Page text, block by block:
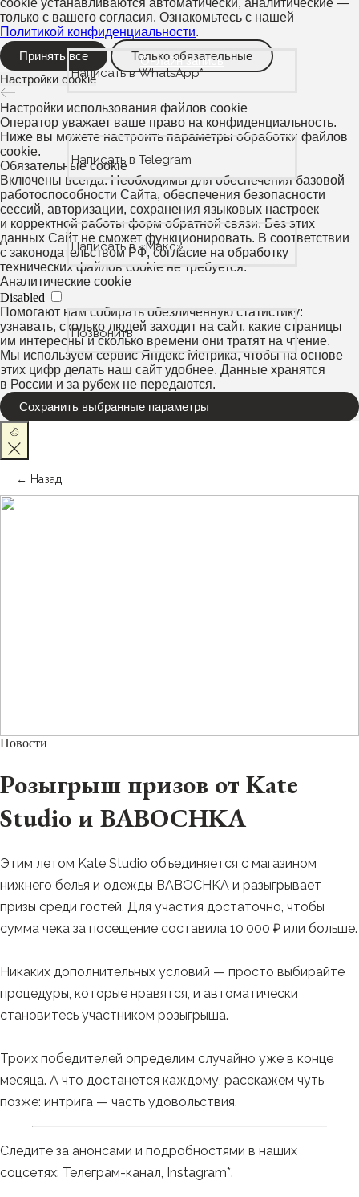
cookie устанавливаются автоматически, аналитические —
только с вашего согласия. Ознакомьтесь с нашей
Политикой конфиденциальности.
Принять все
Только обязательные
Настройки сookie
Настройки использования файлов cookie
Оператор уважает ваше право на конфиденциальность.
Ниже вы можете настроить параметры обработки файлов
cookie.
Обязательные cookie
Включены всегда. Необходимы для обеспечения базовой
работоспособности Сайта, обеспечения безопасности
сессий, авторизации, сохранения языковых настроек
и корректной работы форм обратной связи. Без этих
данных Сайт не сможет функционировать. В соответствии
с законодательством РФ, согласие на обработку
технических файлов cookie не требуется.
Аналитические cookie
Disabled
Помогают нам собирать обезличенную статистику:
узнавать, сколько людей заходит на сайт, какие страницы
им интересны и сколько времени они тратят на чтение.
Мы используем сервис Яндекс Метрика, чтобы на основе
этих цифр делать наш сайт удобнее. Данные хранятся
в России и за рубеж не передаются.
Сохранить выбранные параметры
← Назад
Новости
Розыгрыш призов от Kate
Studio и BABOCHKA
Этим летом Kate Studio объединяется с магазином
нижнего белья и одежды BABOCHKA и разыгрывает
призы среди гостей. Для участия достаточно, чтобы
сумма чека за посещение составила 10 000 ₽ или больше.
Никаких дополнительных условий — просто выбирайте
процедуры, которые нравятся, и автоматически
становитесь участником розыгрыша.
Троих победителей определим случайно уже в конце
месяца. А что достанется каждому, расскажем чуть
позже: интрига — часть удовольствия.
Следите за анонсами и подробностями в наших
соцсетях: Телеграм-канал, Instagram*.
Написать в WhatsApp*
Написать в Telegram
Написать в «Макс»
Позвонить
Онлайн запись
2ГИС5
ЯНДЕКС4,9
GOOGLE4,7
Владивосток, ул. Алеутская, 51
+7 (904) 622-11-55
kate@kate.studio
САЛОН
О пространстве
Парковка
Наши мастера
Новости и акции
УСЛУГИ
Салон красоты
Косметология
Массаж и спа
Сборы
ООО «КЕЙТ СТУДИО» / KATE STUDIO LLC